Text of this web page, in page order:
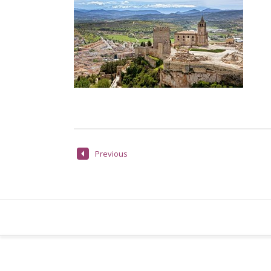
Previous